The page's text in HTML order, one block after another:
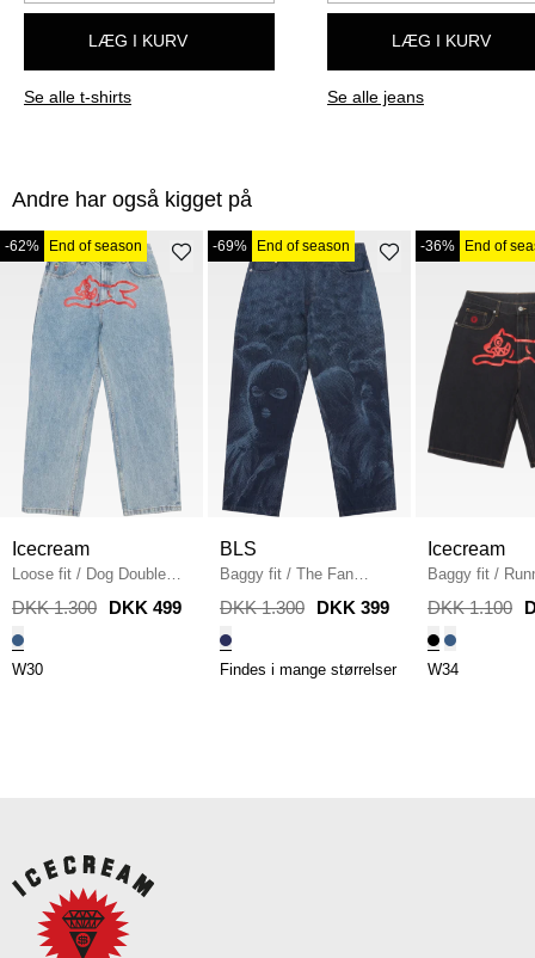
LÆG I KURV
Se alle t-shirts
LÆG I KURV
Se alle jeans
Andre har også kigget på
-62% End of season
Icecream
Loose fit / Dog Double
Scoop Pant
DENIM
DKK 1.300 DKK 499
W30
-69% End of season
BLS
Baggy fit / The Fan
Jeans / DARK BLUE
DKK 1.300 DKK 399
Findes i mange størrelser
-36% End of
Icecream
Baggy fit /
Shorts
DKK 1.100
W34